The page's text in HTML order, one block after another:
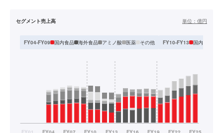
セグメント売上高 単位： 億円
FY04-FY09 国内食品 海外食品 アミノ酸 医薬 その他 FY10-FY13 国内食品